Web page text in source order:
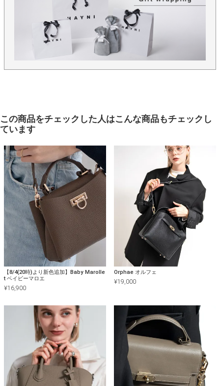
いうときのオケージョンにも力を発揮するバッグです。
アイボリー、キャメル、ブラック、トープ、グレージュ
【90日間 交換・返品保証】
【保存に便利な不織布付き】
保存に便利な、HAYNIロゴ入りの不織布に商品をお入れし、丁寧
に梱包してお届けいたします。
ころんと小さめサイズの「ベイビーマロエ」はこちら＞＞
この商品をチェックした人はこんな商品もチェックし
ています
【8/4(20時)より新色追加】Baby Marolle
t ベイビーマロエ
¥16,900
Orphae オルフェ
¥19,000